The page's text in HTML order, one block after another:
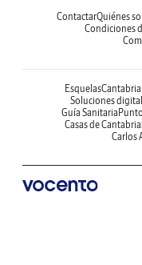
ContactarQuiénes
Condiciones
EsquelasCantabria
Soluciones
Guía Sanitaria
Casas de Cantabria
Carlos